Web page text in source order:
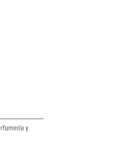
y